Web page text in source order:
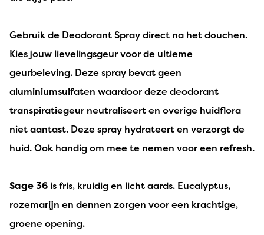
Gebruik de Deodorant Spray direct na het douchen.
Kies jouw lievelingsgeur voor de ultieme
geurbeleving. Deze spray bevat geen
aluminiumsulfaten waardoor deze deodorant
transpiratiegeur neutraliseert en overige huidflora
niet aantast. Deze spray hydrateert en verzorgt de
huid. Ook handig om mee te nemen voor een refresh.
Sage 36 is fris, kruidig en licht aards. Eucalyptus,
rozemarijn en dennen zorgen voor een krachtige,
groene opening.